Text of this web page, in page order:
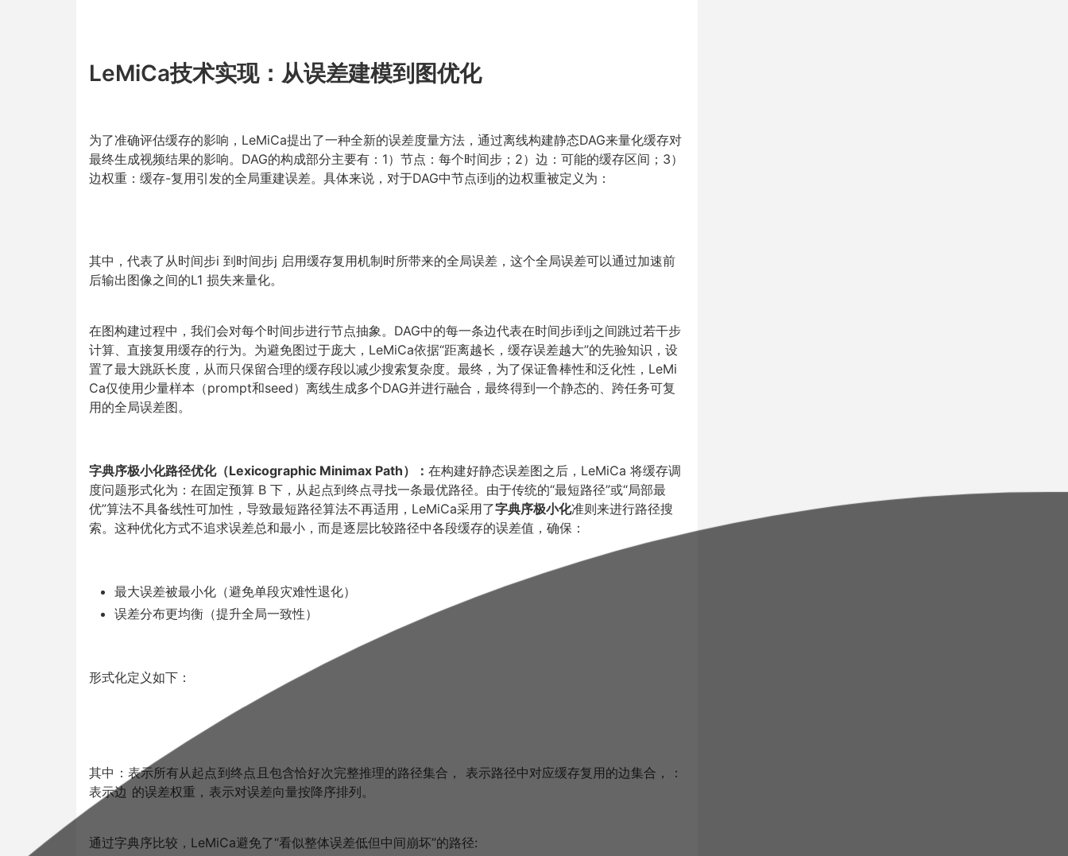
LeMiCa技术实现：从误差建模到图优化
为了准确评估缓存的影响，LeMiCa提出了一种全新的误差度量方法，通过离线构建静态DAG来量化缓存对
最终生成视频结果的影响。DAG的构成部分主要有：1）节点：每个时间步；2）边：可能的缓存区间；3）
边权重：缓存-复用引发的全局重建误差。具体来说，对于DAG中节点i到j的边权重被定义为：
其中，代表了从时间步i 到时间步j 启用缓存复用机制时所带来的全局误差，这个全局误差可以通过加速前
后输出图像之间的L1 损失来量化。
在图构建过程中，我们会对每个时间步进行节点抽象。DAG中的每一条边代表在时间步i到j之间跳过若干步
计算、直接复用缓存的行为。为避免图过于庞大，LeMiCa依据“距离越长，缓存误差越大”的先验知识，设
置了最大跳跃长度，从而只保留合理的缓存段以减少搜索复杂度。最终，为了保证鲁棒性和泛化性，LeMi
Ca仅使用少量样本（prompt和seed）离线生成多个DAG并进行融合，最终得到一个静态的、跨任务可复
用的全局误差图。
字典序极小化路径优化（Lexicographic Minimax Path）： 在构建好静态误差图之后，LeMiCa 将缓存调
度问题形式化为：在固定预算 B 下，从起点到终点寻找一条最优路径。由于传统的“最短路径”或“局部最
优”算法不具备线性可加性，导致最短路径算法不再适用，LeMiCa采用了字典序极小化准则来进行路径搜
索。这种优化方式不追求误差总和最小，而是逐层比较路径中各段缓存的误差值，确保：
最大误差被最小化（避免单段灾难性退化）
误差分布更均衡（提升全局一致性）
形式化定义如下：
其中 ：表示所有从起点到终点 且包含恰好次完整推理的路径集合， 表示路径中对应缓存复用的边集合，
：
表示边 的误差权重， 表示对误差向量按降序排列。
通过字典序比较，LeMiCa避免了“看似整体误差低但中间崩坏”的路径: